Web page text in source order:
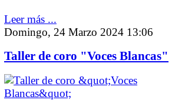
Leer más ...
Domingo, 24 Marzo 2024 13:06
Taller de coro "Voces Blancas"